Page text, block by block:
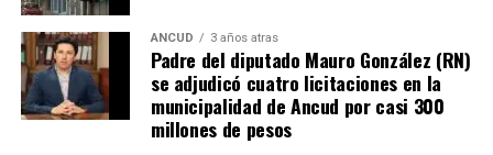
los caminos conducen a… La Moneda y, mientras se
espera ese gesto por parte de la madre del pequeño
Tomás, los pasos siguen quemando los pies de Fernando
en pos de que cada kilómetro recorrido, signifique más
que una llegada a Santiago, un arribo a la cura de su hijo
ANCUD 3 años atras
Padre del diputado Mauro González (RN)
se adjudicó cuatro licitaciones en la
municipalidad de Ancud por casi 300
millones de pesos